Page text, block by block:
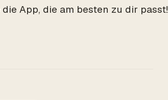
App, die am besten zu dir passt!